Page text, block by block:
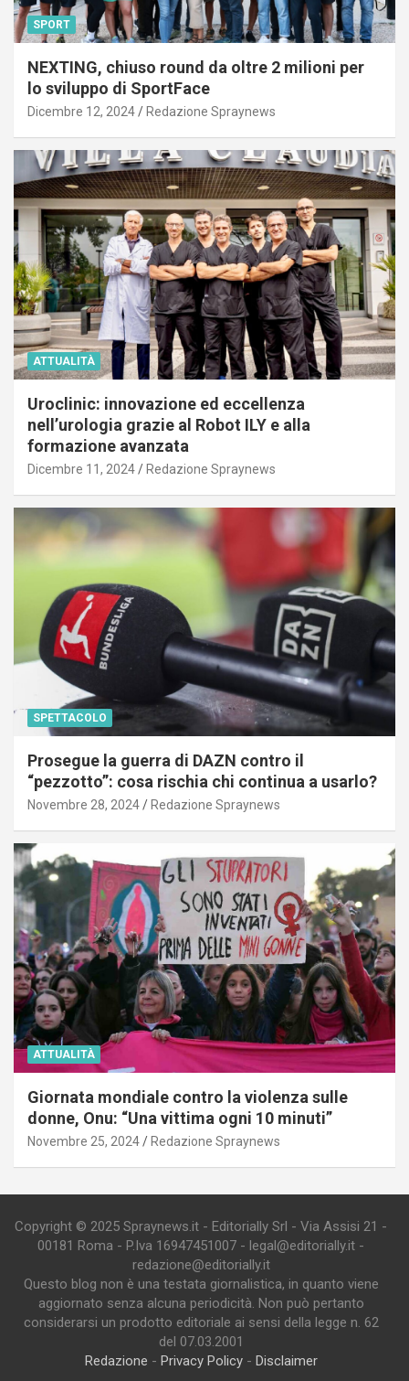
SPORT
NEXTING, chiuso round da oltre 2 milioni per
lo sviluppo di SportFace
Dicembre 12, 2024 Redazione Spraynews
ATTUALITÀ
Uroclinic: innovazione ed eccellenza
nell’urologia grazie al Robot ILY e alla
formazione avanzata
Dicembre 11, 2024 Redazione Spraynews
SPETTACOLO
Prosegue la guerra di DAZN contro il
“pezzotto”: cosa rischia chi continua a usarlo?
Novembre 28, 2024 Redazione Spraynews
ATTUALITÀ
Giornata mondiale contro la violenza sulle
donne, Onu: “Una vittima ogni 10 minuti”
Novembre 25, 2024 Redazione Spraynews
Copyright © 2025 Spraynews.it - Editorially Srl - Via Assisi 21 -
00181 Roma - P.Iva 16947451007 - legal@editorially.it -
redazione@editorially.it
Questo blog non è una testata giornalistica, in quanto viene
aggiornato senza alcuna periodicità. Non può pertanto
considerarsi un prodotto editoriale ai sensi della legge n. 62
del 07.03.2001
Redazione - Privacy Policy- Disclaimer